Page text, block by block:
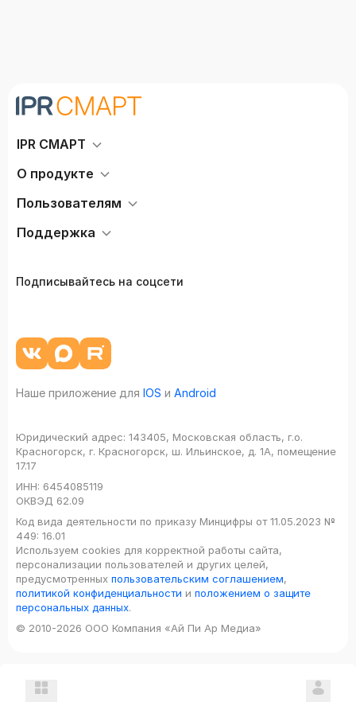
IPR СМАРТ
О продукте
Пользователям
Поддержка
Подписывайтесь на соцсети
Наше приложение для IOS и Android
Юридический адрес: 143405, Московская область, г.о.
Красногорск, г. Красногорск, ш. Ильинское, д. 1А, помещение
17.17
ИНН: 6454085119
ОКВЭД 62.09
Код вида деятельности по приказу Минцифры от 11.05.2023 №
449: 16.01
Используем cookies для корректной работы сайта,
персонализации пользователей и других целей,
предусмотренных пользовательским соглашением,
политикой конфиденциальности и положением о защите
персональных данных.
© 2010-2026 ООО Компания «Ай Пи Ар Медиа»